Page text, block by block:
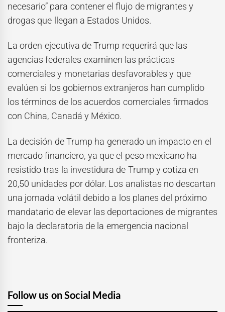
necesario” para contener el flujo de migrantes y
drogas que llegan a Estados Unidos.
La orden ejecutiva de Trump requerirá que las
agencias federales examinen las prácticas
comerciales y monetarias desfavorables y que
evalúen si los gobiernos extranjeros han cumplido
los términos de los acuerdos comerciales firmados
con China, Canadá y México.
La decisión de Trump ha generado un impacto en el
mercado financiero, ya que el peso mexicano ha
resistido tras la investidura de Trump y cotiza en
20,50 unidades por dólar. Los analistas no descartan
una jornada volátil debido a los planes del próximo
mandatario de elevar las deportaciones de migrantes
bajo la declaratoria de la emergencia nacional
fronteriza.
Follow us on Social Media